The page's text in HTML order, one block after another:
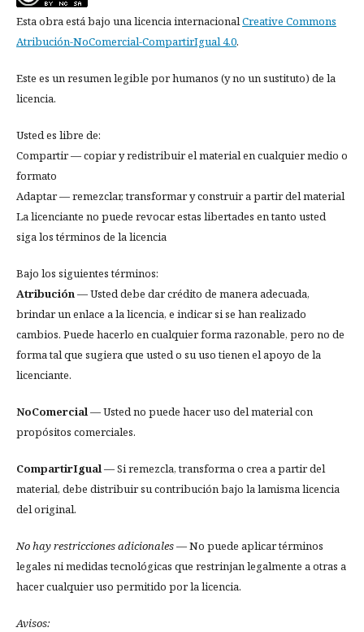
Esta obra está bajo una licencia internacionalCreative Commons
Atribución-NoComercial-CompartirIgual 4.0.
Este es un resumen legible por humanos (y no un sustituto) de la
licencia.
Usted es libre de:
Compartir — copiar y redistribuir el material en cualquier medio o
formato
Adaptar — remezclar, transformar y construir a partir del material
La licenciante no puede revocar estas libertades en tanto usted
siga los términos de la licencia
Bajo los siguientes términos:
Atribución— Usted debe dar crédito de manera adecuada,
brindar un enlace a la licencia, e indicar si se han realizado
cambios. Puede hacerlo en cualquier forma razonable, pero no de
forma tal que sugiera que usted o su uso tienen el apoyo de la
licenciante.
NoComercial— Usted no puede hacer uso del material con
propósitos comerciales.
CompartirIgual— Si remezcla, transforma o crea a partir del
material, debe distribuir su contribución bajo la lamisma licencia
del original.
No hay restricciones adicionales— No puede aplicar términos
legales ni medidas tecnológicas que restrinjan legalmente a otras a
hacer cualquier uso permitido por la licencia.
Avisos: